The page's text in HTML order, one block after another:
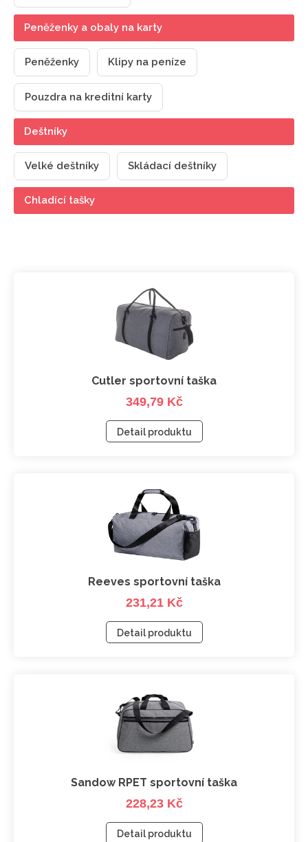
Peněženky a obaly na karty
Peněženky Klipy na peníze
Pouzdra na kreditní karty
Deštníky
Velké deštníky Skládací deštníky
Chladící tašky
Cutler sportovní taška
349,79 Kč
Detail produktu
Reeves sportovní taška
231,21 Kč
Detail produktu
Sandow RPET sportovní taška
228,23 Kč
Detail produktu